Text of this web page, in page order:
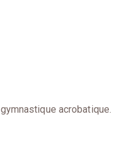
acrobatique.